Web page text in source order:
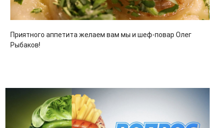
Приятного аппетита желаем вам мы и шеф-повар Олег
Рыбаков!